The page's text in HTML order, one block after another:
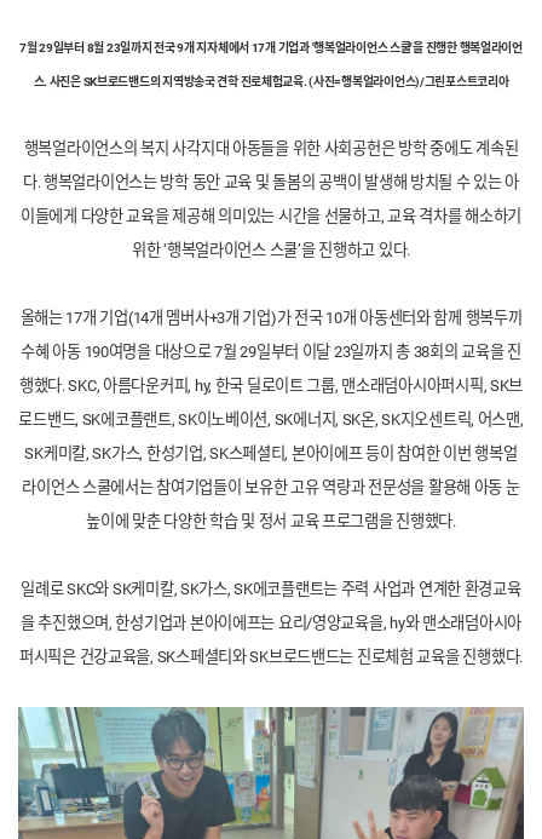
7월 29일부터 8월 23일까지 전국 9개 지자체에서 17개 기업과'행복얼라이언스 스쿨'을 진행한 행복얼라이언
스. 사진은 SK브로드밴드의 지역방송국 견학 진로체험교육. (사진=행복얼라이언스)/그린포스트코리아
행복얼라이언스의 복지 사각지대 아동들을 위한 사회공헌은 방학 중에도 계속된
다. 행복얼라이언스는 방학 동안 교육 및 돌봄의 공백이 발생해 방치될 수 있는 아
이들에게 다양한 교육을 제공해 의미있는 시간을 선물하고, 교육 격차를 해소하기
위한 ‘행복얼라이언스 스쿨’을 진행하고 있다.
올해는 17개 기업(14개 멤버사+3개 기업)가 전국 10개 아동센터와 함께 행복두끼
수혜 아동 190여명을 대상으로 7월 29일부터 이달 23일까지 총 38회의 교육을 진
행했다. SKC, 아름다운커피, hy, 한국 딜로이트 그룹, 맨소래덤아시아퍼시픽, SK브
로드밴드, SK에코플랜트,SK이노베이션, SK에너지, SK온, SK지오센트릭, 어스맨,
SK케미칼, SK가스, 한성기업, SK스페셜티, 본아이에프 등이 참여한 이번 행복얼
라이언스 스쿨에서는 참여기업들이 보유한 고유 역량과 전문성을 활용해 아동 눈
높이에 맞춘 다양한 학습 및 정서 교육 프로그램을 진행했다.
일례로 SKC와 SK케미칼, SK가스, SK에코플랜트는 주력 사업과 연계한 환경교육
을 추진했으며, 한성기업과 본아이에프는 요리/영양교육을, hy와 맨소래덤아시아
퍼시픽은 건강교육을, SK스페셜티와 SK브로드밴드는 진로체험 교육을 진행했다.